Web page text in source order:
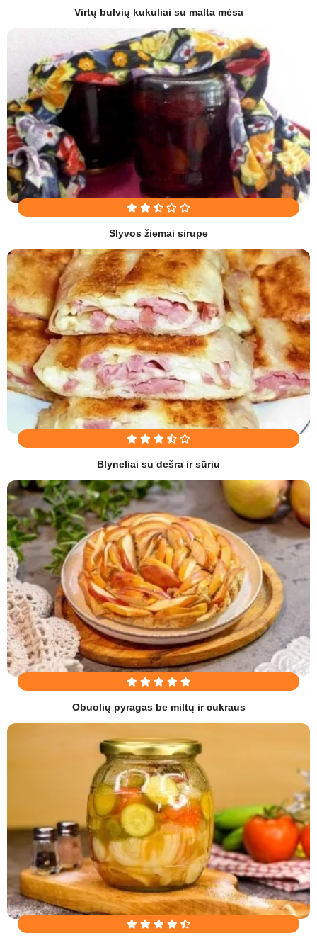
Virtų bulvių kukuliai su malta mėsa
Slyvos žiemai sirupe
Blyneliai su dešra ir sūriu
Obuolių pyragas be miltų ir cukraus